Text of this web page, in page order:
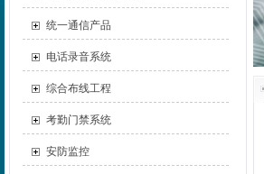
统一通信产品
电话录音系统
综合布线工程
考勤门禁系统
安防监控